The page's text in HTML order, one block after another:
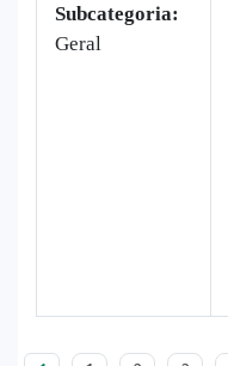
Subcategoria:
Geral